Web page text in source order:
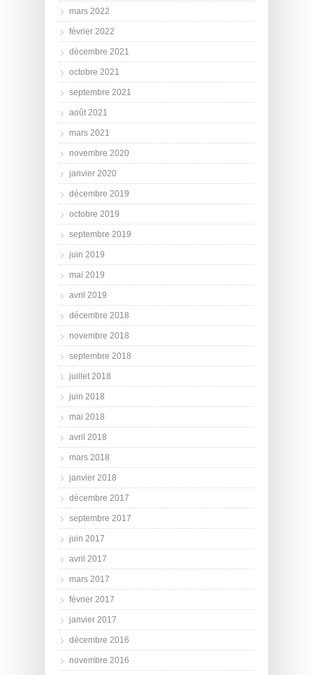
mars 2022
février 2022
décembre 2021
octobre 2021
septembre 2021
août 2021
mars 2021
novembre 2020
janvier 2020
décembre 2019
octobre 2019
septembre 2019
juin 2019
mai 2019
avril 2019
décembre 2018
novembre 2018
septembre 2018
juillet 2018
juin 2018
mai 2018
avril 2018
mars 2018
janvier 2018
décembre 2017
septembre 2017
juin 2017
avril 2017
mars 2017
février 2017
janvier 2017
décembre 2016
novembre 2016